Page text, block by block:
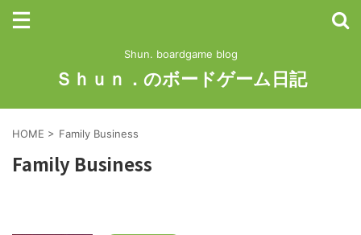
Shun. boardgame blog
Ｓｈｕｎ．のボードゲーム日記
HOME > Family Business
Family Business